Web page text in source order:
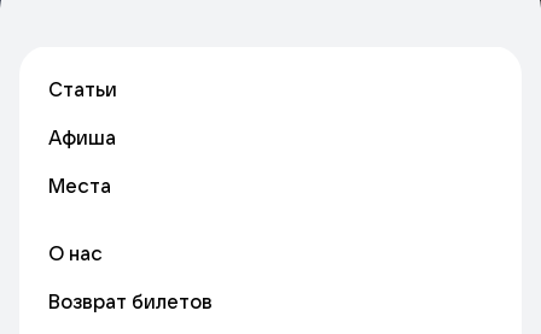
Статьи
Афиша
Места
О нас
Возврат билетов